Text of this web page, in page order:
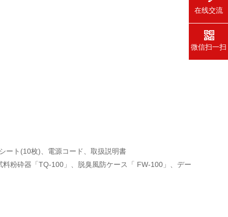
ート(10枚)、電源コード、取扱説明書
粉砕器「TQ-100」、脱臭風防ケース「 FW-100」、デー
在线交流
微信扫一扫